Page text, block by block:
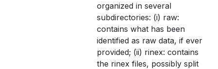
organized in several
subdirectories: (i) raw:
contains what has been
identified as raw data, if ever
provided; (ii) rinex: contains
the rinex files, possibly split